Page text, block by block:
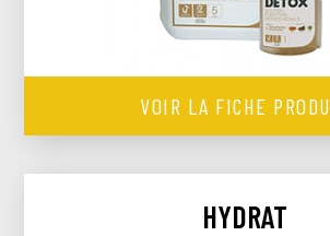
VOIR LA FICHE
HYDRAT